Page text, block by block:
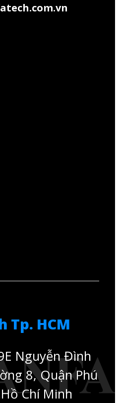
Tp. HCM
Nguyễn Đình
8, Quận Phú
Chí Minh